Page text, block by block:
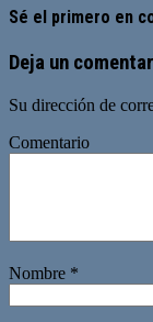
web
Sé el primero en
Deja un
Su dirección de
Comentario
Nombre *